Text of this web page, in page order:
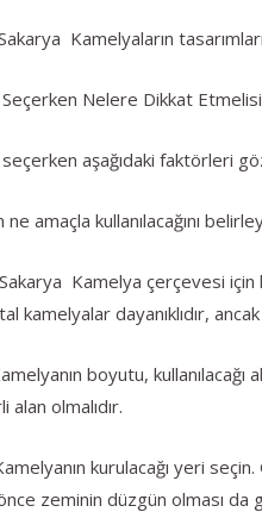
Kamelyaların
Nelere Dikkat
aşağıdaki faktörleri
ne amaçla kullanılacağını
Kamelya çerçevesi
kamelyalar dayanıklıdır,
boyutu, kullanılacağı
olmalıdır.
kurulacağı yeri
zeminin düzgün olması da